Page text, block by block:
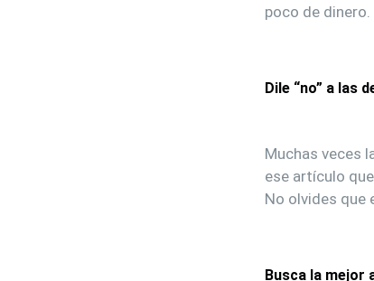
poco de dinero.
Dile “no” a las
Muchas veces
ese artículo
No olvides que
Busca la mejor